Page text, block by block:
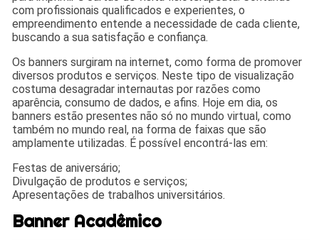
com profissionais qualificados e experientes, o
empreendimento entende a necessidade de cada cliente,
buscando a sua satisfação e confiança.
Os banners surgiram na internet, como forma de promover
diversos produtos e serviços. Neste tipo de visualização
costuma desagradar internautas por razões como
aparência, consumo de dados, e afins. Hoje em dia, os
banners estão presentes não só no mundo virtual, como
também no mundo real, na forma de faixas que são
amplamente utilizadas. É possível encontrá-las em:
Festas de aniversário;
Divulgação de produtos e serviços;
Apresentações de trabalhos universitários.
Banner Acadêmico